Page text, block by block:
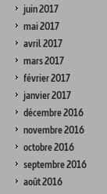
juin 2017
mai 2017
avril 2017
mars 2017
février 2017
janvier 2017
décembre 2016
novembre 2016
octobre 2016
septembre 2016
août 2016